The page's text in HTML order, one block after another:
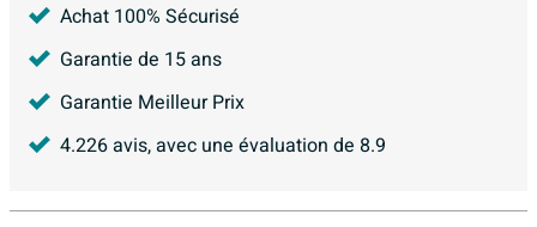
Achat 100% Sécurisé
Garantie de 15 ans
Garantie Meilleur Prix
4.226avis, avec une évaluation de 8.9